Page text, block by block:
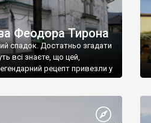
Феодора Тирона
спадок. Достатньо згадати
всі знаєте, що цей,
рецепт привезли у